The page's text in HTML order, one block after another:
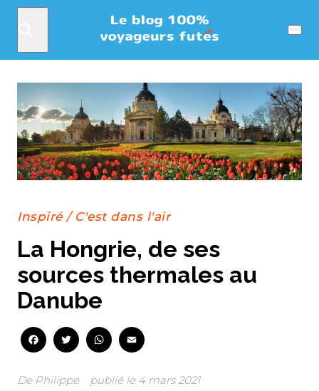
Menu
Inspiré/ C'est dans l'air
La Hongrie, de ses
sources thermales au
Danube
FacebookTwitterWhatsApp
De Philippe publié le 4 mars 2021